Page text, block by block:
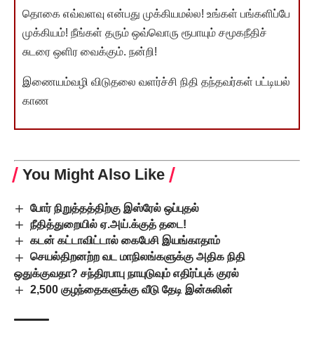
தொகை எவ்வளவு என்பது முக்கியமல்ல! உங்கள் பங்களிப்பே
முக்கியம்! நீங்கள் தரும் ஒவ்வொரு ரூபாயும் சமூகநீதிச்
சுடரை ஒளிர வைக்கும். நன்றி!
இணையம்வழி விடுதலை வளர்ச்சி நிதி தந்தவர்கள் பட்டியல்
காண
You Might Also Like
போர் நிறுத்தத்திற்கு இஸ்ரேல் ஒப்புதல்
நீதித்துறையில் ஏ.அய்.க்குத் தடை!
கடன் கட்டாவிட்டால் கைபேசி இயங்காதாம்
செயல்திறனற்ற வட மாநிலங்களுக்கு அதிக நிதி
ஒதுக்குவதா? சந்திரபாபு நாயுடுவும் எதிர்ப்புக் குரல்
2,500 குழந்தைகளுக்கு வீடு தேடி இன்சுலின்